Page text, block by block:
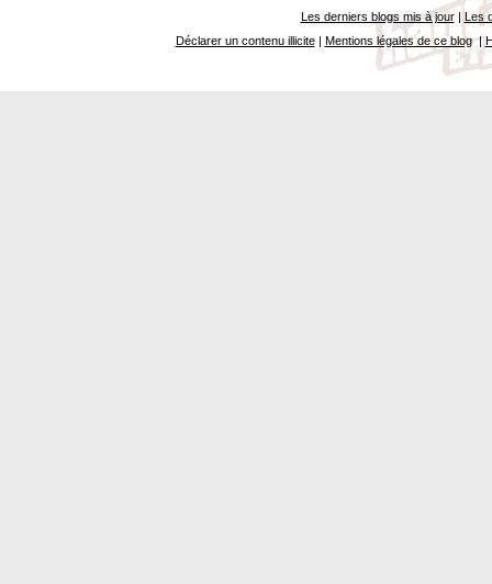
Les derniers blogs mis à jour| Les
Déclarer un contenu illicite| Mentions légales de ce blog|